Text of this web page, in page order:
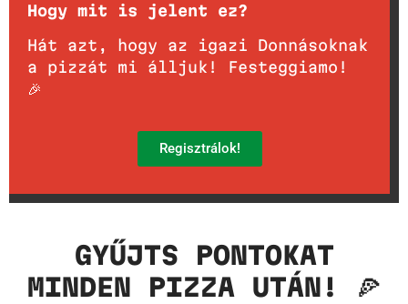
Hogy mit is jelent ez?
Hát azt, hogy az igazi Donnásoknak
a pizzát mi álljuk! Festeggiamo!
🎉
Regisztrálok!
GYŰJTS PONTOKAT
MINDEN PIZZA UTÁN! 🍕